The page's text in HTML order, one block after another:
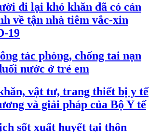
đi lại khó khăn đã có cán
về tận nhà tiêm vắc-xin
19
tác phòng, chống tai nạn
nước ở trẻ em
vật tư, trang thiết bị y tế
và giải pháp của Bộ Y tế
sốt xuất huyết tại thôn